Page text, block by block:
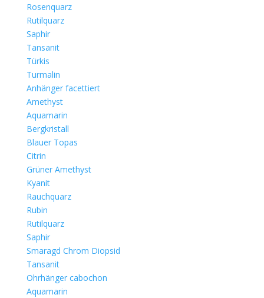
Rosenquarz
Rutilquarz
Saphir
Tansanit
Türkis
Turmalin
Anhänger facettiert
Amethyst
Aquamarin
Bergkristall
Blauer Topas
Citrin
Grüner Amethyst
Kyanit
Rauchquarz
Rubin
Rutilquarz
Saphir
Smaragd Chrom Diopsid
Tansanit
Ohrhänger cabochon
Aquamarin